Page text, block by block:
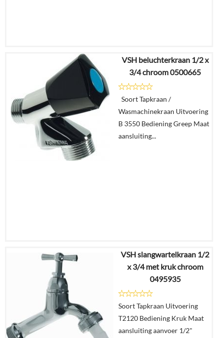
€173,82
€104,10
In
VSH beluchterkraan 1/2 x
3/4 chroom 0500665
Soort Tapkraan /
Wasmachinekraan Uitvoering
B 3550 Bediening Greep Maat
aansluiting...
€23,46
€15,90
In
winkelmand
VSH slangwartelkraan 1/2
x 3/4 met kruk chroom
0495935
Soort Tapkraan Uitvoering
T2120 Bediening Kruk Maat
aansluiting aanvoer 1/2"